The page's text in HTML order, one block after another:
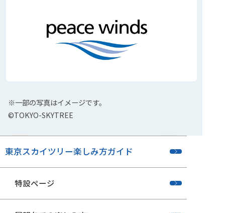
※一部の写真はイメージです。
©TOKYO-SKYTREE
東京スカイツリー楽しみ方ガイド
特設ページ